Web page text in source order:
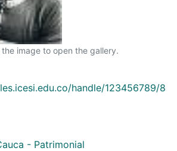
the image to open the gallery.
handle/123456789/8
- Patrimonial